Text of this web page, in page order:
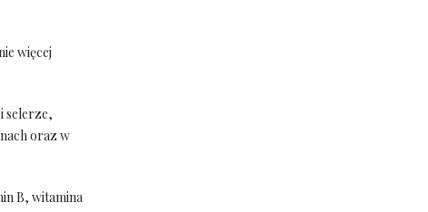
więcej
selerze,
oraz w
B, witamina